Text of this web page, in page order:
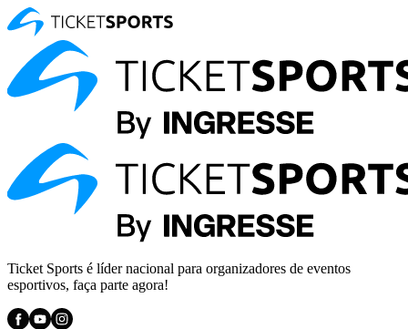
Ticket Sports é líder nacional para organizadores de eventos
esportivos, faça parte agora!